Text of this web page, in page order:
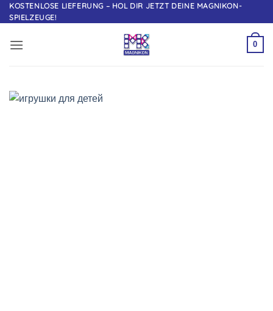
Zum
Inhalt
KOSTENLOSE LIEFERUNG – HOL DIR JETZT DEINE MAGNIKON-
SPIELZEUGE!
0